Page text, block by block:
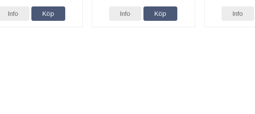
Info Köp Info Köp Info